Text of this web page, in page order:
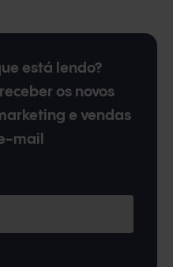
está lendo?
os novos
e vendas
mail